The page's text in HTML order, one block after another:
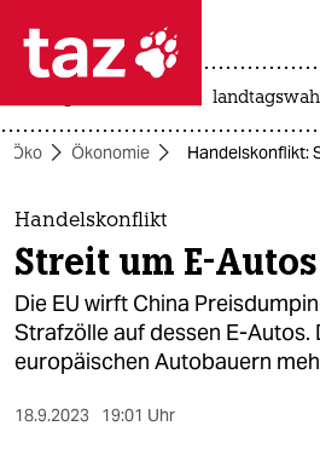
 taz zahl ich
taz zahl ich
themen
politik
öko
gesellschaft
Öko Ökonomie Handelskonflikt:
Handelskonflikt
Streit um E-
Die EU wirft China
Strafzölle auf dessen E-Autos.
europäischen Autobauern
18.9.2023 19:01 Uhr